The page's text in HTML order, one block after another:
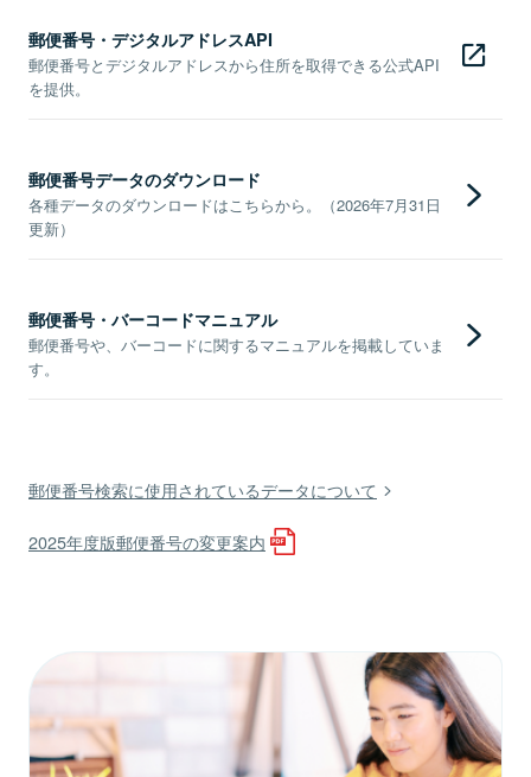
郵便番号・デジタルアドレスAPI
郵便番号とデジタルアドレスから住所を取得できる公式API
を提供。
郵便番号データのダウンロード
各種データのダウンロードはこちらから。（2026年7月31日
更新）
郵便番号・バーコードマニュアル
郵便番号や、バーコードに関するマニュアルを掲載していま
す。
郵便番号検索に使用されているデータについて
2025年度版郵便番号の変更案内